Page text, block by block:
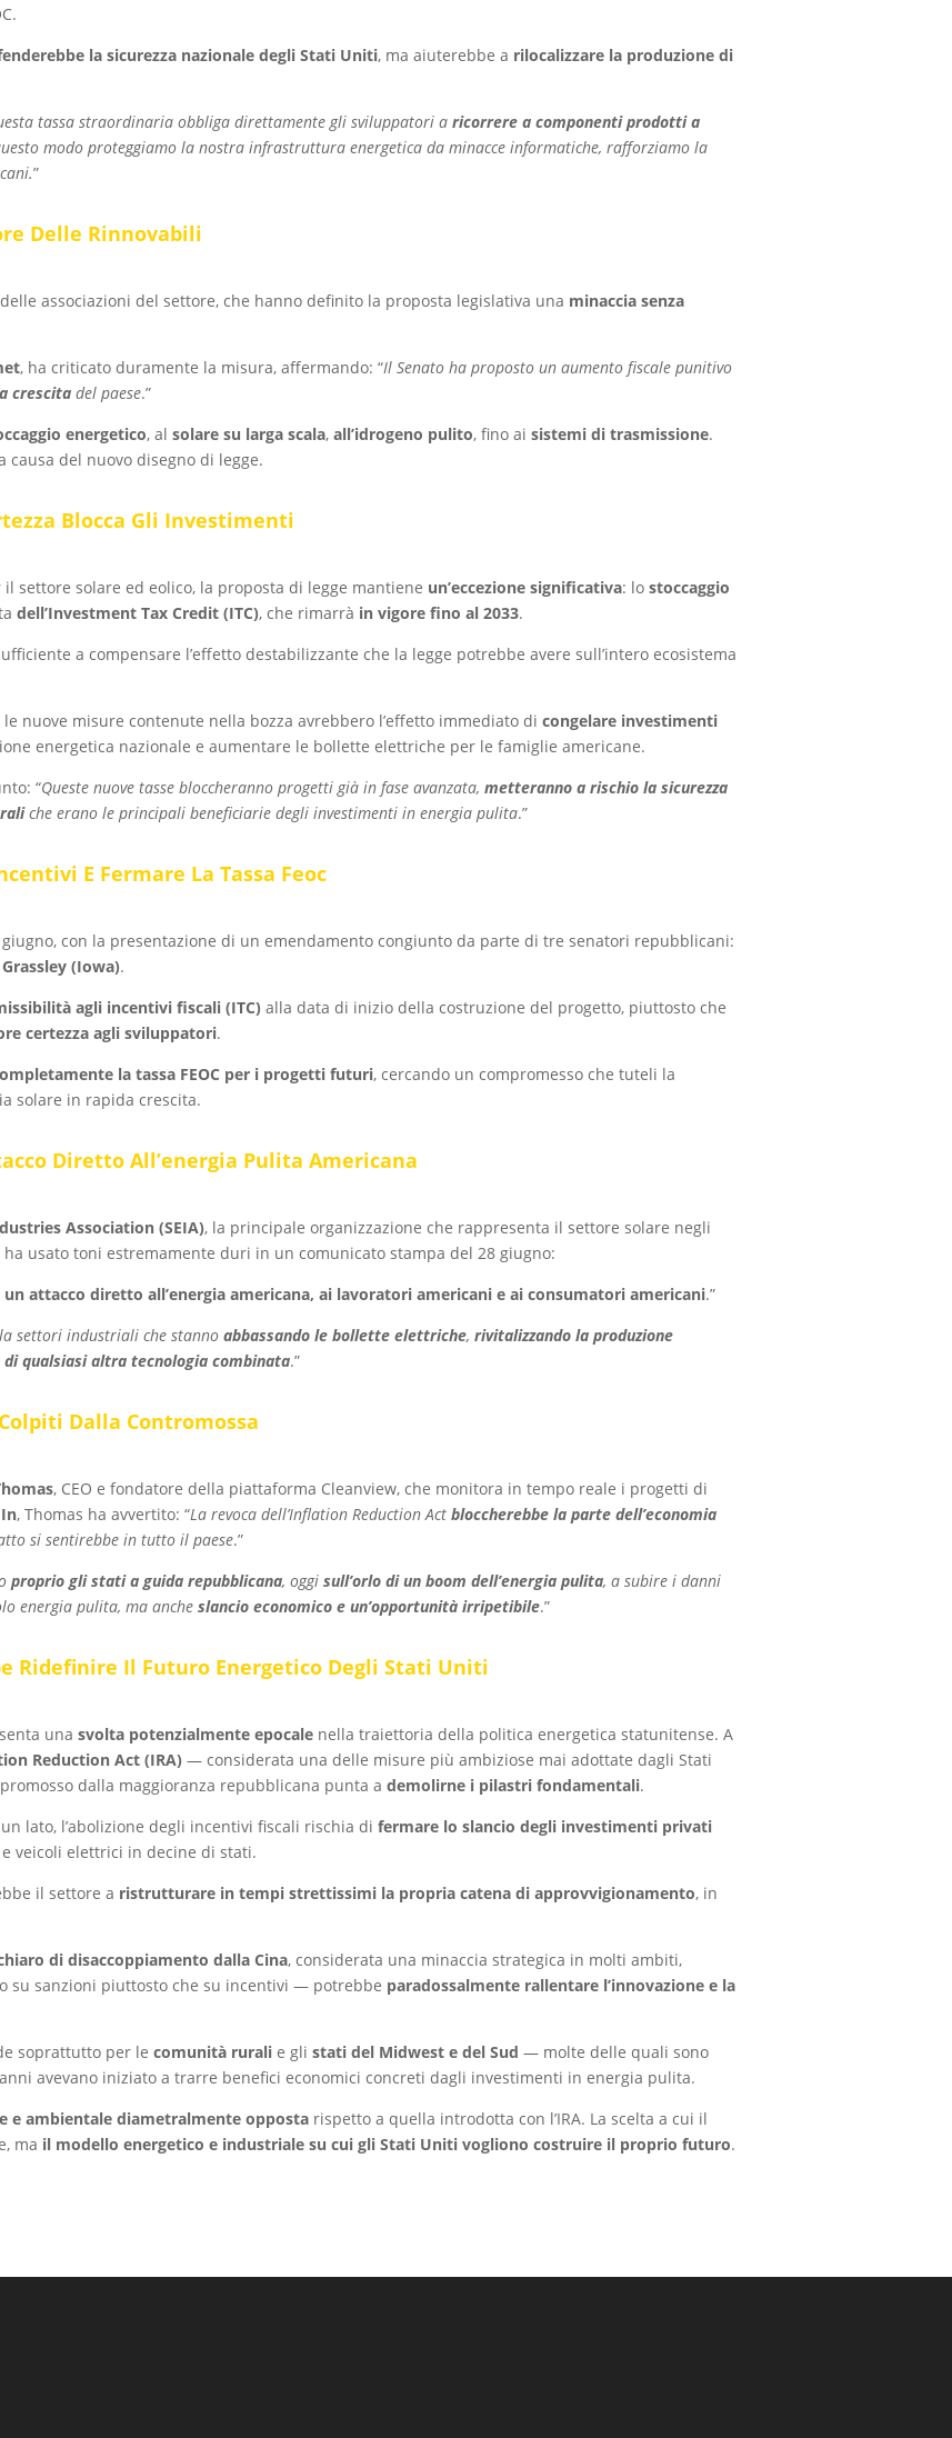
la sicurezza nazionale degli Stati Uniti, ma aiuterebbe a rilocalizzare la produzione di
tassa straordinaria obbliga direttamente gli sviluppatori aricorrere a componenti prodotti a
modo proteggiamo la nostra infrastruttura energetica da minacce informatiche, rafforziamo la
”
Delle Rinnovabili
associazioni del settore, che hanno definito la proposta legislativa una minaccia senza
, ha criticato duramente la misura, affermando: “Il Senato ha proposto un aumento fiscale punitivo
crescita del paese.”
energetico, alsolare su larga scala,all’idrogeno pulito, fino aisistemi di trasmissione.
del nuovo disegno di legge.
Blocca Gli Investimenti
settore solare ed eolico, la proposta di legge mantiene un’eccezione significativa: lostoccaggio
dell’Investment Tax Credit (ITC), che rimarrà in vigore fino al 2033.
a compensare l’effetto destabilizzante che la legge potrebbe avere sull’intero ecosistema
le nuove misure contenute nella bozza avrebbero l’effetto immediato dicongelare investimenti
energetica nazionale e aumentare le bollette elettriche per le famiglie americane.
“Queste nuove tasse bloccheranno progetti già in fase avanzata,metteranno a rischio la sicurezza
che erano le principali beneficiarie degli investimenti in energia pulita.”
E Fermare La Tassa Feoc
con la presentazione di un emendamento congiunto da parte di tre senatori repubblicani:
(Iowa).
agli incentivi fiscali (ITC) alla data di inizio della costruzione del progetto, piuttosto che
certezza agli sviluppatori.
la tassa FEOC per i progetti futuri, cercando un compromesso che tuteli la
solare in rapida crescita.
Diretto All’energia Pulita Americana
Association (SEIA), la principale organizzazione che rappresenta il settore solare negli
ha usato toni estremamente duri in un comunicato stampa del 28 giugno:
un attacco diretto all’energia americana, ai lavoratori americani e ai consumatori americani.”
settori industriali che stannoabbassando le bollette elettriche,rivitalizzando la produzione
qualsiasi altra tecnologia combinata.”
Dalla Contromossa
, CEO e fondatore della piattaforma Cleanview, che monitora in tempo reale i progetti di
, Thomas ha avvertito: “La revoca dell’Inflation Reduction Actbloccherebbe la parte dell’economia
si sentirebbe in tutto il paese.”
proprio gli stati a guida repubblicana, oggisull’orlo di un boom dell’energia pulita, a subire i danni
energia pulita, ma ancheslancio economico e un’opportunità irripetibile.”
Ridefinire Il Futuro Energetico Degli Stati Uniti
unasvolta potenzialmente epocale nella traiettoria della politica energetica statunitense. A
Reduction Act (IRA) — considerata una delle misure più ambiziose mai adottate dagli Stati
dalla maggioranza repubblicana punta ademolirne i pilastri fondamentali.
lato, l’abolizione degli incentivi fiscali rischia difermare lo slancio degli investimenti privati
veicoli elettrici in decine di stati.
il settore a ristrutturare in tempi strettissimi la propria catena di approvvigionamento, in
di disaccoppiamento dalla Cina, considerata una minaccia strategica in molti ambiti,
su sanzioni piuttosto che su incentivi — potrebbe paradossalmente rallentare l’innovazione e la
soprattutto per lecomunità rurali e glistati del Midwest e del Sud — molte delle quali sono
avevano iniziato a trarre benefici economici concreti dagli investimenti in energia pulita.
e ambientale diametralmente opposta rispetto a quella introdotta con l’IRA. La scelta a cui il
ma il modello energetico e industriale su cui gli Stati Uniti vogliono costruire il proprio futuro.